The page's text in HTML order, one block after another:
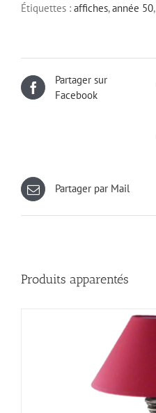
Étiquettes : affiches,année 50,
Partager sur
Facebook
Partager par Mail
Produits apparentés